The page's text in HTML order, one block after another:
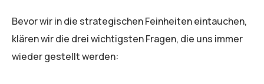
Bevor wir in die strategischen Feinheiten eintauchen,
klären wir die drei wichtigsten Fragen, die uns immer
wieder gestellt werden: